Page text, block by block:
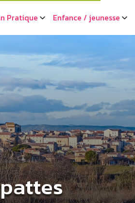
Pratique Enfance / jeunesse